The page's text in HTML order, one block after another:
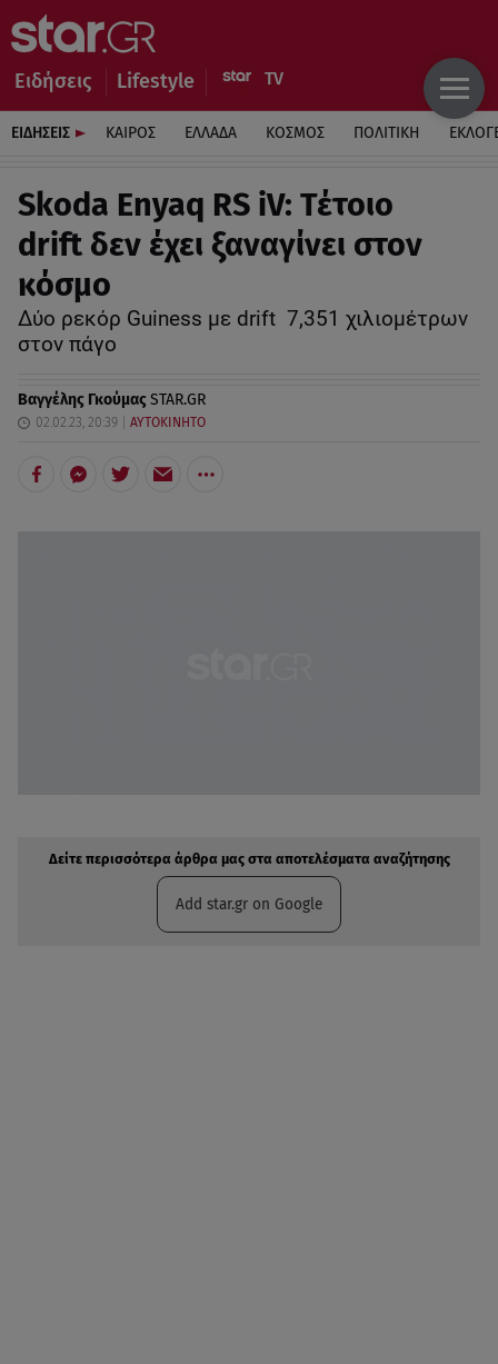
Ειδήσεις Lifestyle
ΕΙΔΗΣΕΙΣ ΚΑΙΡΟΣ ΕΛΛΑΔΑ ΚΟΣΜΟΣ ΠΟΛΙΤΙΚΗ
Skoda Enyaq RS iV: Τέτοιο
drift δεν έχει ξαναγίνει στον
κόσμο
Δύο ρεκόρ Guiness με drift 7,351 χιλιομέτρων
στον πάγο
Βαγγέλης ΓκούμαςSTAR.GR
02.02.23, 20:39 ΑΥΤΟΚΙΝΗΤΟ
Δείτε περισσότερα άρθρα μας στα αποτελέσματα αναζήτησης
Add star.gr on Google